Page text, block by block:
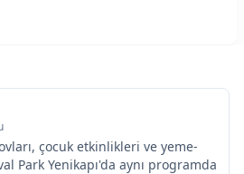
çocuk etkinlikleri ve yeme-
Park Yenikapı'da aynı programda